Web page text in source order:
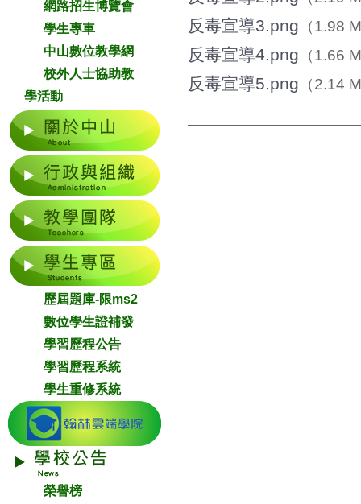
網路招生博覽會
學生專車
中山數位教學網
校外人士協助教
學活動
歷屆題庫-限ms2
數位學生證補發
學習歷程公告
學習歷程系統
學生重修系統
榮譽榜
反毒宣導3.png （1.98
反毒宣導4.png （1.66
反毒宣導5.png （2.14